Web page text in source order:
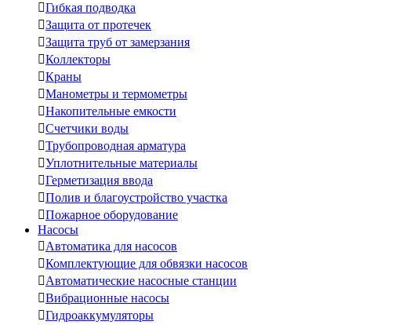
Гибкая подводка
Защита от протечек
Защита труб от замерзания
Коллекторы
Краны
Манометры и термометры
Накопительные емкости
Счетчики воды
Трубопроводная арматура
Уплотнительные материалы
Герметизация ввода
Полив и благоустройство участка
Пожарное оборудование
Насосы
Автоматика для насосов
Комплектующие для обвязки насосов
Автоматические насосные станции
Вибрационные насосы
Гидроаккумуляторы